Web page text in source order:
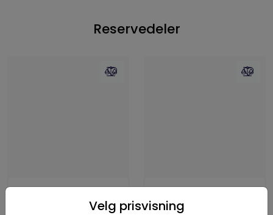
Reservedeler
Sealkit K3VL112/140/B
K3VL112/140/200/B
Velg prisvisning